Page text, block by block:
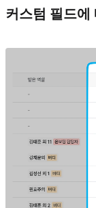
커스텀 필드에